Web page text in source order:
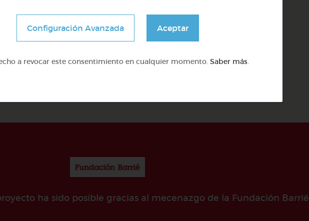
2º Primaria (7-8 años)
El cuerpo humano
2º Primaria (7-8 años)
Las plantas
ha sido posible gracias al mecenazgo de la Fundación Barrié
Configuración Avanzada Aceptar
a revocar este consentimiento en cualquier momento. Saber más.